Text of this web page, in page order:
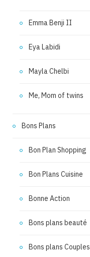
Emma Benji II
Eya Labidi
Mayla Chelbi
Me, Mom of twins
Bons Plans
Bon Plan Shopping
Bon Plans Cuisine
Bonne Action
Bons plans beauté
Bons plans Couples